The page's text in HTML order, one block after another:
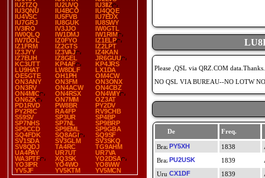
IU2TZQ
IU2UVQ
IU3IIZ
IU3QNU
IU4BCO
IU4QQE
IU4VSC
IU5FVB
IU7EDX
IU7GRJ
IU8GUK
IU8SWY
IV3IRO
IV3JJO
IW0GTL
IW0QLQ
IW1DMJ
IW1RIM
IW7DOL
IZ0FYO
IZ1ELP
IZ1FRM
IZ2GTS
IZ2LPT
IZ3JYY
IZ3VAJ
IZ4KAN
IZ7EUH
IZ8GEL
JR6GUU
KC3UTT
KP4AF
KP4JRS
LU9HAT
LW8DLF
LX1DA
OE5GTE
OH1PH
OM4CW
ON3ANY
ON3FM
ON3ONX
ON3RV
ON4ACW
ON4CBZ
ON4MIC
ON4RSX
ON4WIY
ON6ZK
ON7MM
OZ3AT
PD1RVD
PW8BR
PY2DV
PY2RIC
RA4FP
RV9CHB
S59SV
SP3UR
SP4BP
SP7NHS
SP7NL
SP9BRP
SP9CCD
SP9EML
SP9GBA
SQ4FDK
SQ8AGI
SQ9SF
SV1SDA
SV3GLM
SV3SKQ
SV8QDJ
TA4RC
TG9AHM
UA4PAY
UR7UT
UR7VA
WA3PTF
XQ3SK
YO2DSA
YO3IPR
YO4WO
YO8WW
YV5JF
YV5KTM YV5MCN
Please ,QSL via QRZ.COM
NO QSL VIA BUREAU--NO LOTW
De Freq.
PY5XH
1838
PU2USK
1839
CX1DF
1839